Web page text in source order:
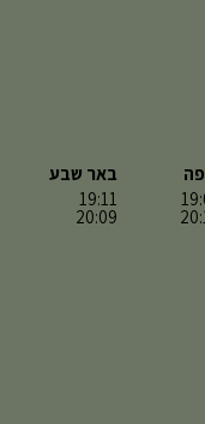
באר שבע
19:11
20:09